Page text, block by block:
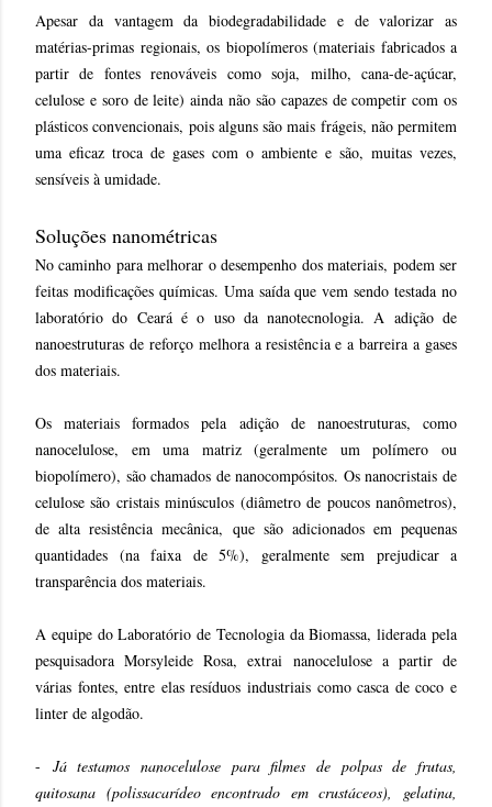
Apesar da vantagem da biodegradabilidade e de valorizar as
matérias-primas regionais, os biopolímeros (materiais fabricados a
partir de fontes renováveis como soja, milho, cana-de-açúcar,
celulose e soro de leite) ainda não são capazes de competir com os
plásticos convencionais, pois alguns são mais frágeis, não permitem
uma eficaz troca de gases com o ambiente e são, muitas vezes,
sensíveis à umidade.
Soluções nanométricas
No caminho para melhorar o desempenho dos materiais, podem ser
feitas modificações químicas. Uma saída que vem sendo testada no
laboratório do Ceará é o uso da nanotecnologia. A adição de
nanoestruturas de reforço melhora a resistência e a barreira a gases
dos materiais.
Os materiais formados pela adição de nanoestruturas, como
nanocelulose, em uma matriz (geralmente um polímero ou
biopolímero), são chamados de nanocompósitos. Os nanocristais de
celulose são cristais minúsculos (diâmetro de poucos nanômetros),
de alta resistência mecânica, que são adicionados em pequenas
quantidades (na faixa de 5%), geralmente sem prejudicar a
transparência dos materiais.
A equipe do Laboratório de Tecnologia da Biomassa, liderada pela
pesquisadora Morsyleide Rosa, extrai nanocelulose a partir de
várias fontes, entre elas resíduos industriais como casca de coco e
linter de algodão.
- Já testamos nanocelulose para filmes de polpas de frutas,
quitosana (polissacarídeo encontrado em crustáceos), gelatina,